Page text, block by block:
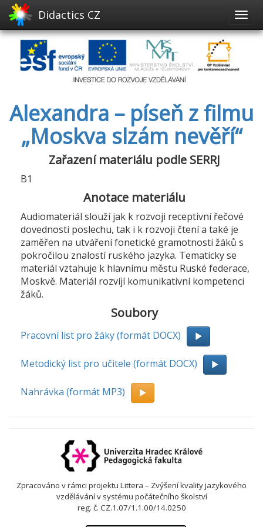
Didactics CZ
Alexandra – píseň z filmu
„Moskva slzám nevěří“
Zařazení materiálu podle SERRJ
B1
Anotace materiálu
Audiomateriál slouží jak k rozvoji receptivní řečové
dovednosti poslechu, tak i k rozvoji čtení a také je
zaměřen na utváření fonetické gramotnosti žáků s
pokročilou znalostí ruského jazyka. Tematicky se
materiál vztahuje k hlavnímu městu Ruské federace,
Moskvě. Materiál rozvíjí komunikativní kompetenci
žáků.
Soubory
Pracovní list pro žáky (formát DOCX)
Metodický list pro učitele (formát DOCX)
Nahrávka (formát MP3)
Zpracováno v rámci projektu Littera – Zvýšení kvality jazykového
vzdělávání v systému počátečního školství
reg. č. CZ.1.07/1.1.00/14.0250